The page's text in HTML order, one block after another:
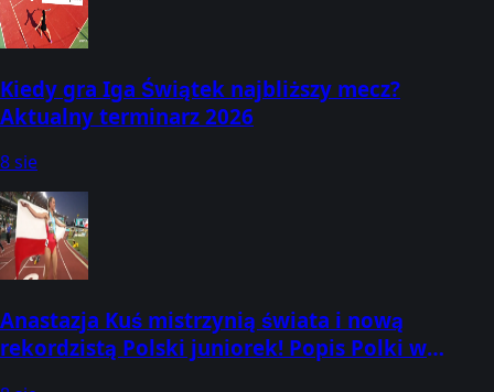
Kiedy gra Iga Świątek najbliższy mecz?
Aktualny terminarz 2026
8 sie
Anastazja Kuś mistrzynią świata i nową
rekordzistą Polski juniorek! Popis Polki w